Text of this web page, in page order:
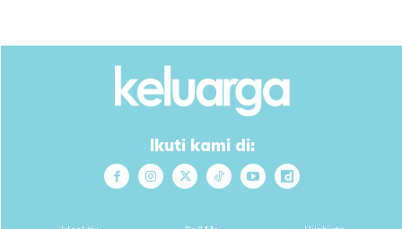
bersekolah rendah menghafaz juzuk 30, manakala anak
bersekolah menengah mula menghafal dari juzuk 29 dan
seterusnya. Anak berumur bawah 6 tahun perlu menghafal
Kata Irwani lagi, apabila anak sudah mengenal antara baik
dan buruk semasa mumayiz, mereka diajar untuk mengenal
Ikuti kami di: